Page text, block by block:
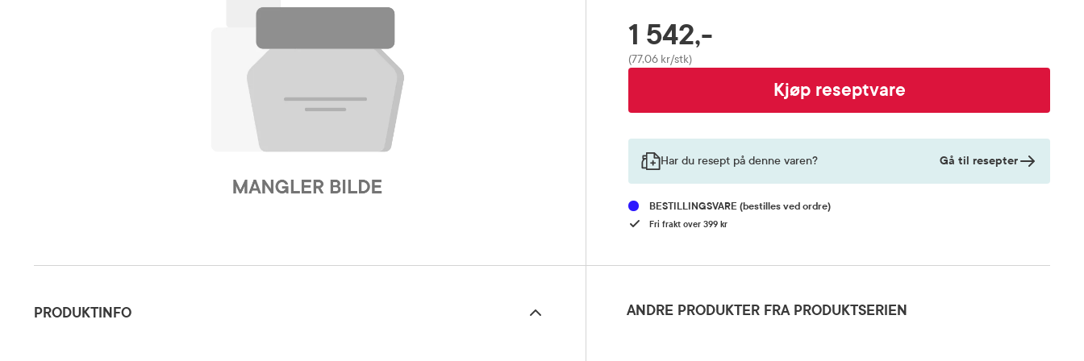
RABATTPROSENT
Pris
1 542,-
(77,06 kr/stk)
Kjøp reseptvare
Har du resept på denne varen? Gå til resepter
BESTILLINGSVARE(bestilles ved ordre)
Fri frakt over 399 kr
PRODUKTINFO ANDRE PRODUKTER FRA PRODUKTSERIEN